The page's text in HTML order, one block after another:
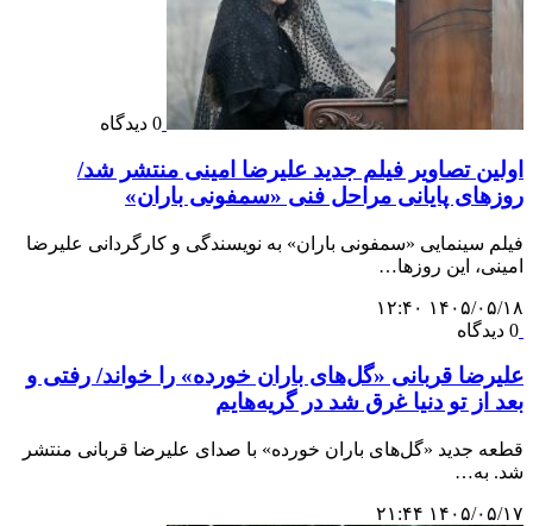
0 دیدگاه
اولین تصاویر فیلم جدید علیرضا امینی منتشر شد/
روزهای پایانی مراحل فنی «سمفونی باران»
فیلم سینمایی «سمفونی باران» به نویسندگی و کارگردانی علیرضا
امینی، این روزها…
۱۴۰۵/۰۵/۱۸ ۱۲:۴۰
0 دیدگاه
علیرضا قربانی «گل‌های باران خورده» را خواند/ رفتی و
بعد از تو دنیا غرق شد در گریه‌هایم
قطعه جدید «گل‌های باران خورده» با صدای علیرضا قربانی منتشر
شد. به…
۱۴۰۵/۰۵/۱۷ ۲۱:۴۴